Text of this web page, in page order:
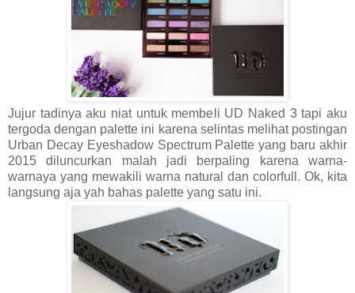
Jujur tadinya aku niat untuk membeli UD Naked 3 tapi aku
tergoda dengan palette ini karena selintas melihat postingan
Urban Decay Eyeshadow Spectrum Palette yang baru akhir
2015 diluncurkan malah jadi berpaling karena warna-
warnaya yang mewakili warna natural dan colorfull. Ok, kita
langsung aja yah bahas palette yang satu ini.